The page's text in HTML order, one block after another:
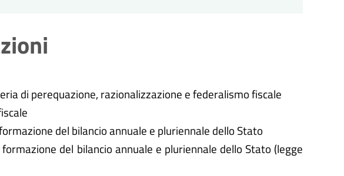
di perequazione, razionalizzazione e federalismo fiscale
del bilancio annuale e pluriennale dello Stato
del bilancio annuale e pluriennale dello Stato (legge